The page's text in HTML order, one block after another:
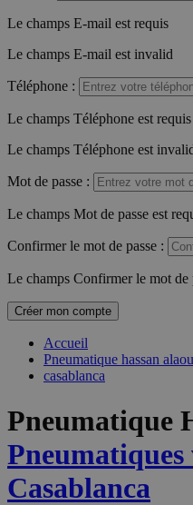
Le champs E-mail est requis
Le champs E-mail est invalid
Téléphone :
Le champs Téléphone est requis
Le champs Téléphone est
Mot de passe :
Le champs Mot de passe est
Confirmer le mot de passe :
Le champs Confirmer le mot de
Créer mon compte
Accueil
Pneumatique hassan
casablanca
Pneumatique
Pneumatiques
Casablanca